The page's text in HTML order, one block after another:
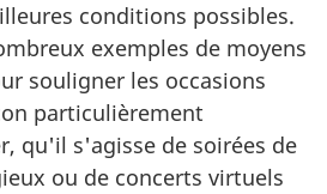
conditions possibles.
exemples de moyens
souligner les occasions
particulièrement
qu'il s'agisse de soirées de
ou de concerts virtuels